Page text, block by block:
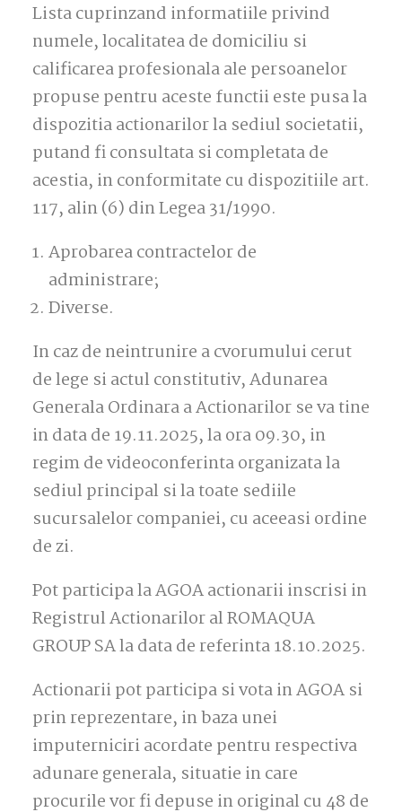
Lista cuprinzand informatiile privind
numele, localitatea de domiciliu si
calificarea profesionala ale persoanelor
propuse pentru aceste functii este pusa la
dispozitia actionarilor la sediul societatii,
putand fi consultata si completata de
acestia, in conformitate cu dispozitiile art.
117, alin (6) din Legea 31/1990.
Aprobarea contractelor de
administrare;
Diverse.
In caz de neintrunire a cvorumului cerut
de lege si actul constitutiv, Adunarea
Generala Ordinara a Actionarilor se va tine
in data de 19.11.2025, la ora 09.30, in
regim de videoconferinta organizata la
sediul principal si la toate sediile
sucursalelor companiei, cu aceeasi ordine
de zi.
Pot participa la AGOA actionarii inscrisi in
Registrul Actionarilor al ROMAQUA
GROUP SA la data de referinta 18.10.2025.
Actionarii pot participa si vota in AGOA si
prin reprezentare, in baza unei
imputerniciri acordate pentru respectiva
adunare generala, situatie in care
procurile vor fi depuse in original cu 48 de